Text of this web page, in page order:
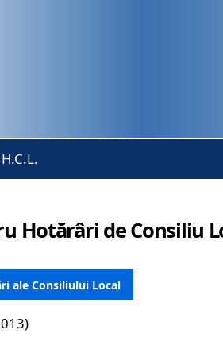
Hotărâri de Consiliu
ale Consiliului Local